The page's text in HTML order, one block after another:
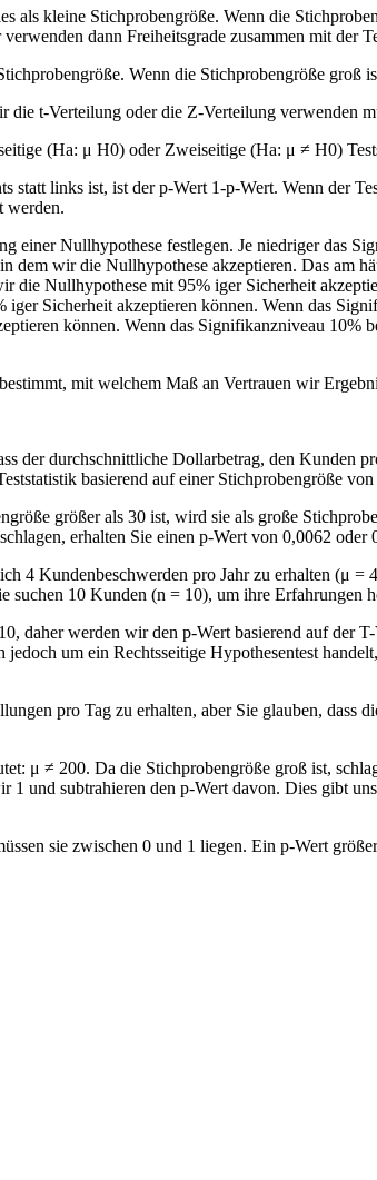
als kleine Stichprobengröße. Wenn die
dann Freiheitsgrade zusammen mit der
Wenn die Stichprobengröße
t-Verteilung oder die Z-Verteilung verwenden
(Ha: μ H0) oder Zweiseitige (Ha: μ ≠ H0)
statt links ist, ist der p-Wert 1-p-Wert. Wenn der
werden.
Nullhypothese festlegen. Je niedriger das
dem wir die Nullhypothese akzeptieren. Das am
die Nullhypothese mit 95% iger Sicherheit
Sicherheit akzeptieren können. Wenn das
können. Wenn das Signifikanzniveau 10%
mit welchem ​​Maß an Vertrauen wir
der durchschnittliche Dollarbetrag, den Kunden
basierend auf einer Stichprobengröße
größer als 30 ist, wird sie als große
erhalten Sie einen p-Wert von 0,0062 oder
4 Kundenbeschwerden pro Jahr zu erhalten (μ
10 Kunden (n = 10), um ihre Erfahrungen
daher werden wir den p-Wert basierend auf der
um ein Rechtsseitige Hypothesentest
pro Tag zu erhalten, aber Sie glauben, dass
μ ≠ 200. Da die Stichprobengröße groß ist,
und subtrahieren den p-Wert davon. Dies gibt
sie zwischen 0 und 1 liegen. Ein p-Wert